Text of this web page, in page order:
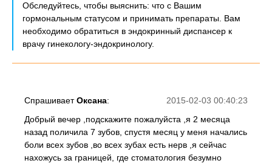
Обследуйтесь, чтобы выяснить: что с Вашим
гормональным статусом и принимать препараты. Вам
необходимо обратиться в эндокринный диспансер к
врачу гинекологу-эндокринологу.
2015-02-03 00:40:23
СпрашиваетОксана:
Добрый вечер ,подскажите пожалуйста ,я 2 месяца
назад поличила 7 зубов, спустя месяц у меня начались
боли всех зубов ,во всех зубах есть нерв ,я сейчас
нахожусь за границей, где стоматология безумно